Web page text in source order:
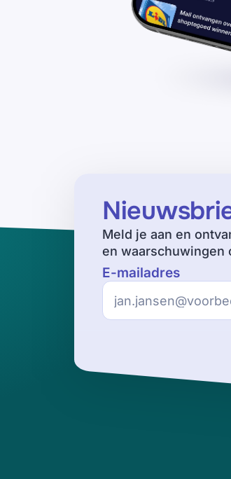
Meld je aan en
en waarschuwingen
E-mailadres